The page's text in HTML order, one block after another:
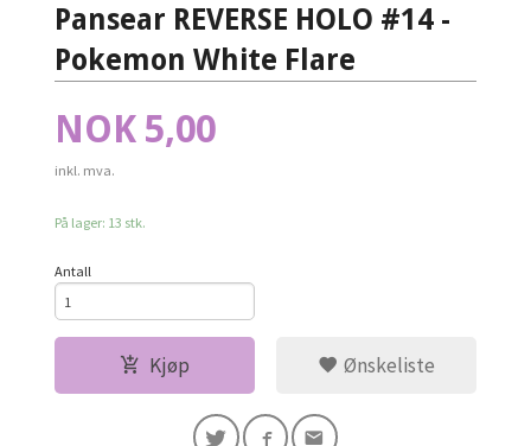
Pansear REVERSE HOLO #14 -
Pokemon White Flare
Pris
NOK 5,00
inkl. mva.
På lager: 13 stk.
Antall
Kjøp Ønskeliste